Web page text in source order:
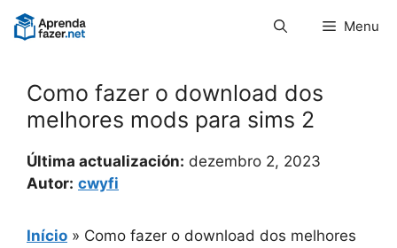
Pular
para
Menu
Como fazer o download dos
melhores mods para sims 2
Última actualización: dezembro 2, 2023
Autor: cwyfi
Início » Como fazer o download dos melhores